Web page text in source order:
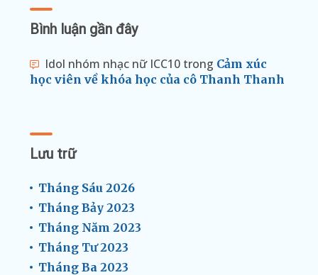
Bình luận gần đây
Idol nhóm nhạc nữ ICC10 trong Cảm xúc
học viên về khóa học của cô Thanh Thanh
Lưu trữ
Tháng Sáu 2026
Tháng Bảy 2023
Tháng Năm 2023
Tháng Tư 2023
Tháng Ba 2023